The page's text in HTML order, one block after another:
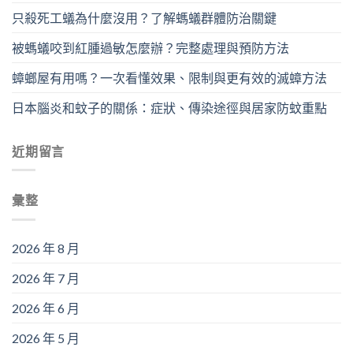
只殺死工蟻為什麼沒用？了解螞蟻群體防治關鍵
被螞蟻咬到紅腫過敏怎麼辦？完整處理與預防方法
蟑螂屋有用嗎？一次看懂效果、限制與更有效的滅蟑方法
日本腦炎和蚊子的關係：症狀、傳染途徑與居家防蚊重點
近期留言
彙整
2026 年 8 月
2026 年 7 月
2026 年 6 月
2026 年 5 月